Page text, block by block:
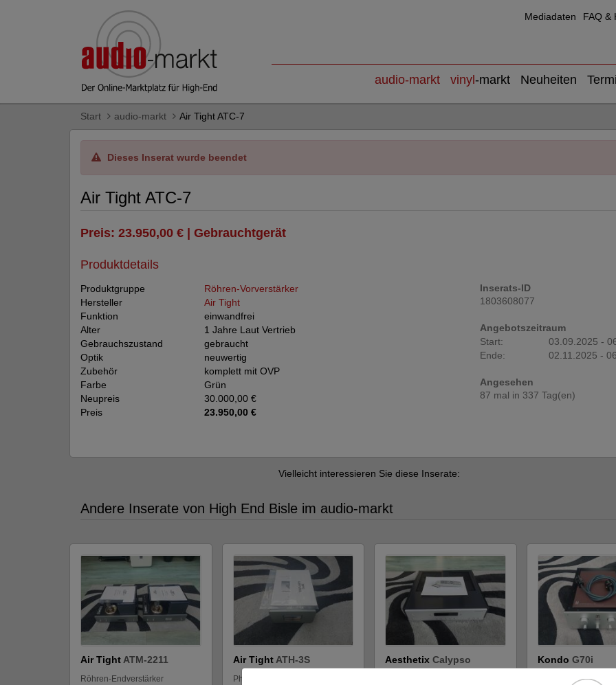
Mediadaten FAQ &
audio-markt vinyl -markt Neuheiten
Start audio-markt Air Tight ATC-7
Dieses Inserat wurde beendet
Air Tight ATC-7
Preis: 23.950,00 € | Gebrauchtgerät
Produktdetails
Produktgruppe
Röhren-Vorverstärker
Hersteller
Air Tight
Funktion
einwandfrei
Alter
1 Jahre Laut Vertrieb
Gebrauchszustand
gebraucht
Optik
neuwertig
Zubehör
komplett mit OVP
Farbe
Grün
Neupreis
30.000,00 €
Preis
23.950,00 €
Inserats-ID
1803608077
Angebotszeitraum
Start:
03.09.2025 -
Ende:
02.11.2025 -
Angesehen
87 mal in 337 Tag(en)
Vielleicht interessieren Sie diese Inserate:
Andere Inserate von High End Bisle im audio-markt
Air Tight ATM-2211
Röhren-Endverstärker
Air Tight ATH-3S
Phonoverstärker
AesthetixCalypso KondoG70i
Röhren-Vorverstärker